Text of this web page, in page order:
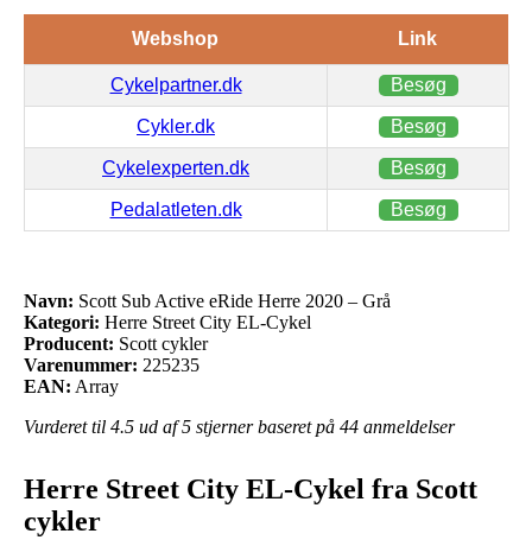
Webshop Link
Cykelpartner.dk Besøg
Cykler.dk Besøg
Cykelexperten.dk Besøg
Pedalatleten.dk Besøg
Navn: Scott Sub Active eRide Herre 2020 – Grå
Kategori: Herre Street City EL-Cykel
Producent: Scott cykler
Varenummer: 225235
EAN: Array
Vurderet til 4.5 ud af 5 stjerner baseret på 44 anmeldelser
Herre Street City EL-Cykel fra Scott
cykler